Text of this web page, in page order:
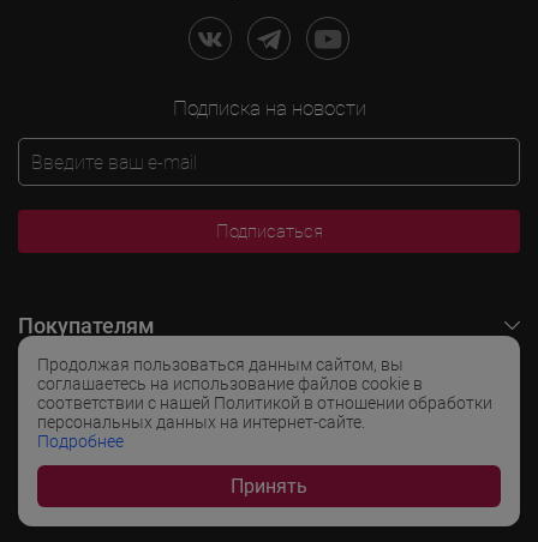
Продолжая пользоваться данным сайтом, вы
соглашаетесь на использование файлов cookie в
соответствии с нашей Политикой в отношении обработки
персональных данных на интернет-сайте.
Подробнее
Принять
Подписка на новости
Подписаться
Покупателям
O LADOGA Wine
Интересные разделы
Популярные разделы